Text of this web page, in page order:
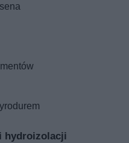
hydroizolacji